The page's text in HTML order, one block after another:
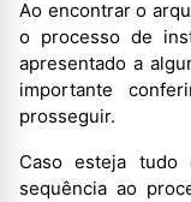
Ao encontrar o
o processo de
apresentado a
importante
prosseguir.
Caso esteja tudo
sequência ao